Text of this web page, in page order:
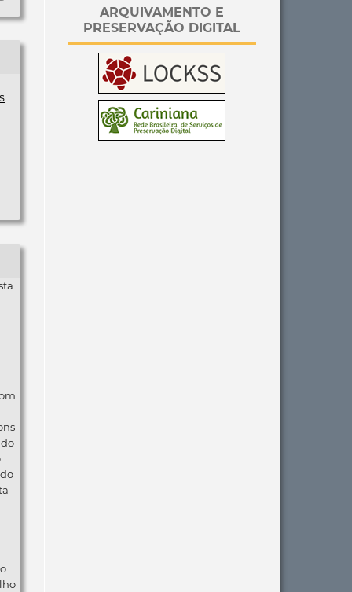
ARQUIVAMENTO E
PRESERVAÇÃO DIGITAL